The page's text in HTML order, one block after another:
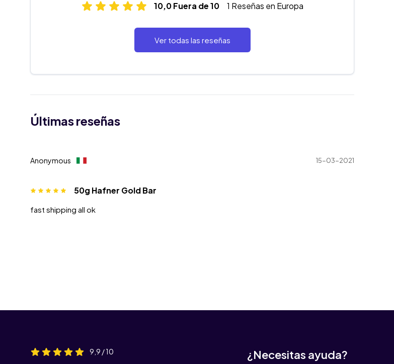
10,0 Fuera de 10 1 Reseñas en Europa
Ver todas las reseñas
Últimas reseñas
Anonymous 15-03-2021
50g Hafner Gold Bar
fast shipping all ok
9,9 / 10 ¿Necesitas ayuda?